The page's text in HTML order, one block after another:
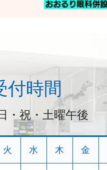
付時間
・祝・土曜午後
火 水 木 金